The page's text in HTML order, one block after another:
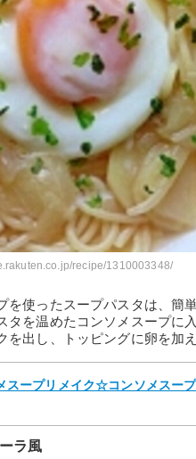
recipe/1310003348/
を使ったスープパスタは、簡
タを温めたコンソメスープに
を出し、トッピングに卵を加
スープリメイク☆コンソメスー
ラ風